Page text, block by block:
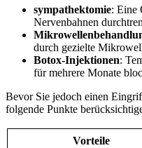
sympathektomie: Eine
Nervenbahnen
durch gezielte
Botox-Injektionen:
für mehrere Monate
Bevor Sie ​jedoch einen
folgende Punkte
Vorteile